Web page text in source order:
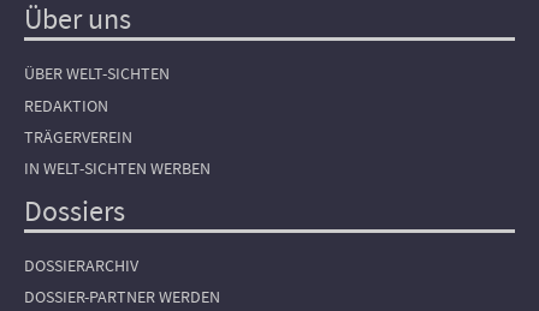
Über uns
ÜBER WELT-SICHTEN
REDAKTION
TRÄGERVEREIN
IN WELT-SICHTEN WERBEN
Dossiers
DOSSIERARCHIV
DOSSIER-PARTNER WERDEN